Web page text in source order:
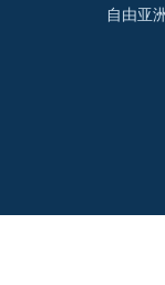
自由亚